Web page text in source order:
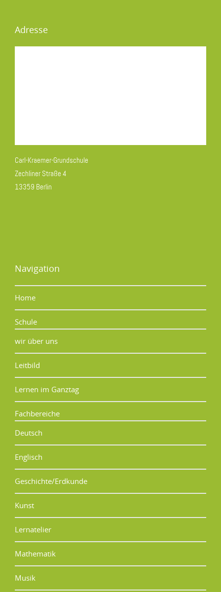
Adresse
Carl-Kraemer-Grundschule
Zechliner Straße 4
13359 Berlin
Navigation
Home
Schule
wir über uns
Leitbild
Lernen im Ganztag
Fachbereiche
Deutsch
Englisch
Geschichte/Erdkunde
Kunst
Lernatelier
Mathematik
Musik